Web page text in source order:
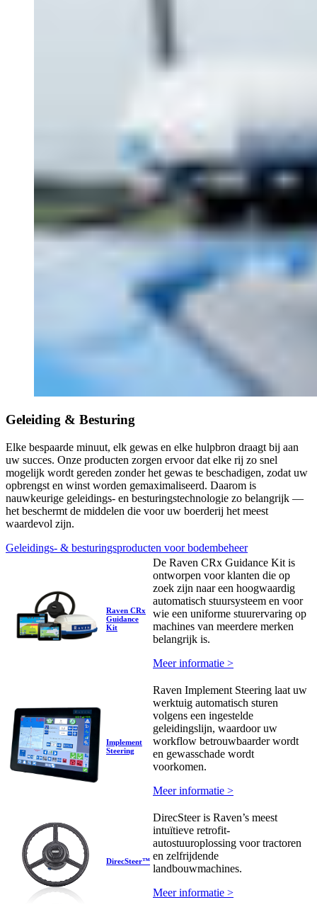
Geleiding & Besturing
Elke bespaarde minuut, elk gewas en elke hulpbron draagt bij aan
uw succes. Onze producten zorgen ervoor dat elke rij zo snel
mogelijk wordt gereden zonder het gewas te beschadigen, zodat uw
opbrengst en winst worden gemaximaliseerd. Daarom is
nauwkeurige geleidings- en besturingstechnologie zo belangrijk —
het beschermt de middelen die voor uw boerderij het meest
waardevol zijn.
Geleidings- & besturingsproducten voor bodembeheer
Raven CRx
Guidance
Kit
De Raven CRx Guidance Kit is
ontworpen voor klanten die op
zoek zijn naar een hoogwaardig
automatisch stuursysteem en voor
wie een uniforme stuurervaring op
machines van meerdere merken
belangrijk is.
Meer informatie >
Implement
Steering
Raven Implement Steering laat uw
werktuig automatisch sturen
volgens een ingestelde
geleidingslijn, waardoor uw
workflow betrouwbaarder wordt
en gewasschade wordt
voorkomen.
Meer informatie >
DirecSteer™
DirecSteer is Raven’s meest
intuïtieve retrofit-
autostuuroplossing voor tractoren
en zelfrijdende
landbouwmachines.
Meer informatie >